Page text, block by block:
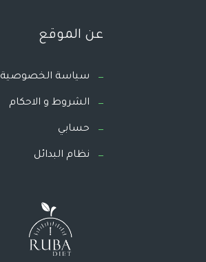
عن الموقع
سياسة الخصوصية
الشروط و الاحكام
حسابي
نظام البدائل